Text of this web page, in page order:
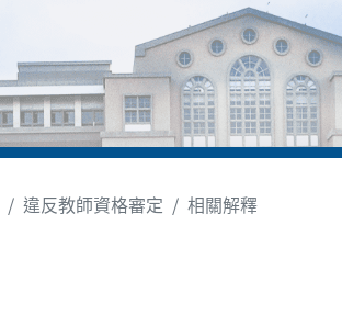
違反教師資格審定 相關解釋